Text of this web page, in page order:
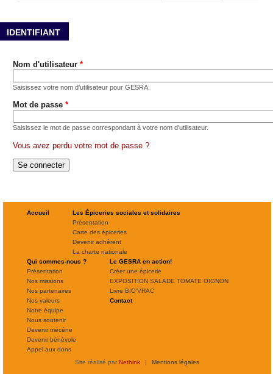
IDENTIFIANT
Nom d'utilisateur *
Saisissez votre nom d'utilisateur pour GESRA.
Mot de passe *
Saisissez le mot de passe correspondant à votre nom d'utilisateur.
Vous avez perdu votre mot de passe ?
Accueil
Les Épiceries sociales et solidaires
Présentation
Carte des épiceries
Devenir adhérent
La charte nationale
Qui sommes-nous ?
Présentation
Nos missions
Nos partenaires
Nos valeurs
Notre équipe
Nous soutenir
Devenir mécéne
Devenir bénévole
Appel aux dons
Le GESRA en action!
Créer une épicerie
EXPOSITION SALADE TOMATE OIGNON
Livre BIO'VRAC
Contact
Site réalisé par Nethink | Mentions légales